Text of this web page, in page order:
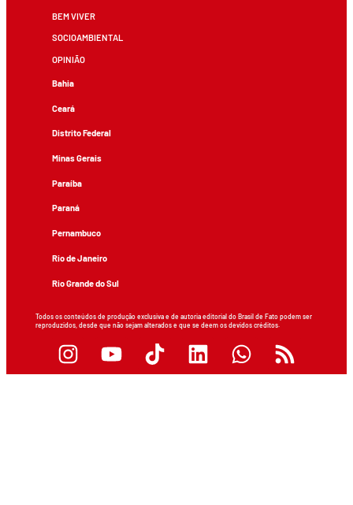
BEM VIVER
SOCIOAMBIENTAL
OPINIÃO
Bahia
Ceará
Distrito Federal
Minas Gerais
Paraíba
Paraná
Pernambuco
Rio de Janeiro
Rio Grande do Sul
Todos os conteúdos de produção exclusiva e de autoria editorial do Brasil de Fato podem ser
reproduzidos, desde que não sejam alterados e que se deem os devidos créditos.